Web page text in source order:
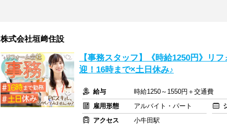
株式会社垣﨑住設
【事務スタッフ】《時給1250円》リ
迎！16時まで×土日休み♪
給与
時給1250～1550円＋交通費
雇用形態
アルバイト・パート
アクセス
小牛田駅